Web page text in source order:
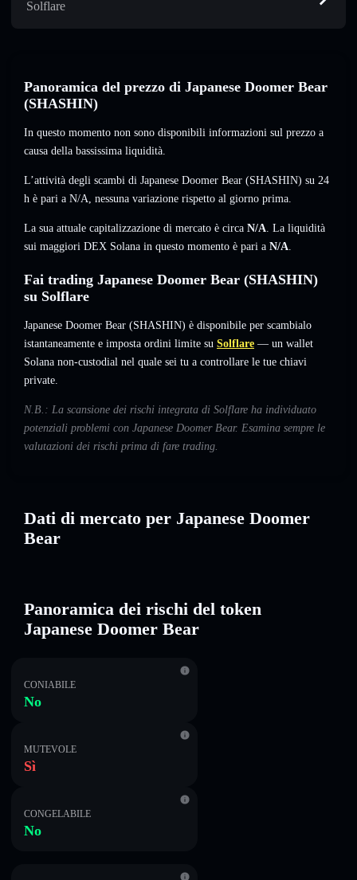
Solflare
Panoramica del prezzo di Japanese Doomer Bear
(SHASHIN)
In questo momento non sono disponibili informazioni sul prezzo a
causa della bassissima liquidità.
L’attività degli scambi di Japanese Doomer Bear (SHASHIN) su 24
h è pari a N/A, nessuna variazione rispetto al giorno prima.
La sua attuale capitalizzazione di mercato è circa N/A. La liquidità
sui maggiori DEX Solana in questo momento è pari a N/A.
Fai trading Japanese Doomer Bear (SHASHIN)
su Solflare
Japanese Doomer Bear (SHASHIN) è disponibile per scambialo
istantaneamente e imposta ordini limite su Solflare — un wallet
Solana non-custodial nel quale sei tu a controllare le tue chiavi
private.
N.B.: La scansione dei rischi integrata di Solflare ha individuato
potenziali problemi con Japanese Doomer Bear. Esamina sempre le
valutazioni dei rischi prima di fare trading.
Dati di mercato per Japanese Doomer
Bear
Panoramica dei rischi del token
Japanese Doomer Bear
CONIABILE
No
MUTEVOLE
Sì
CONGELABILE
No